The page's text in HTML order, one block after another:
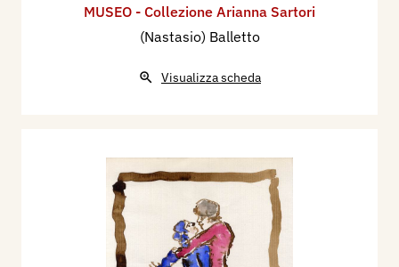
MUSEO - Collezione Arianna Sartori
(Nastasio) Balletto
Visualizza scheda